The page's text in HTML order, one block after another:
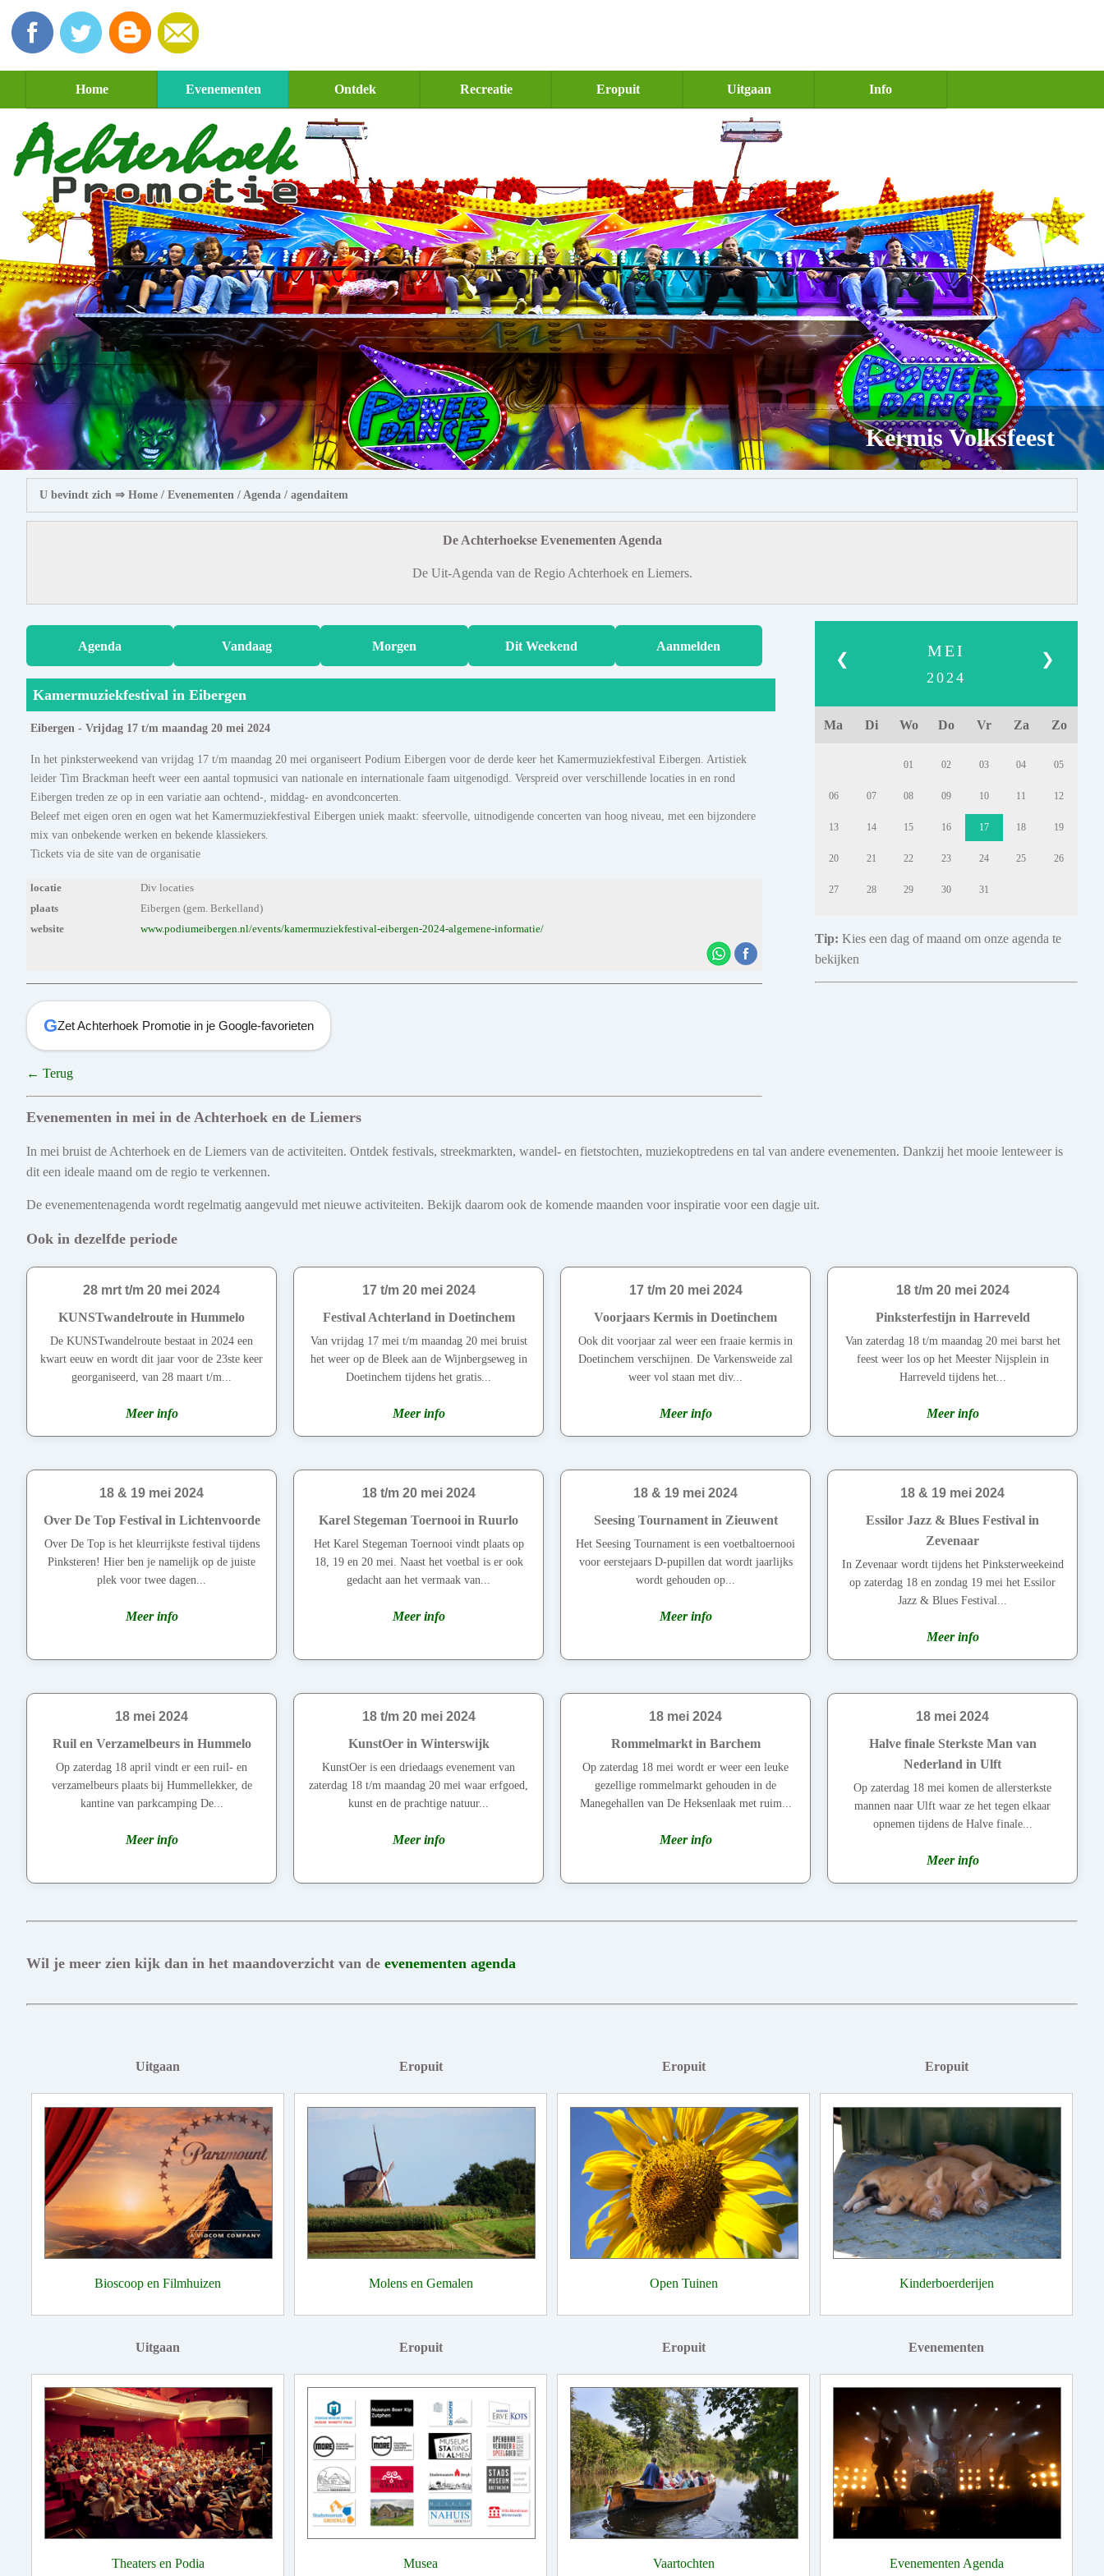
Home Evenementen Ontdek Recreatie Eropuit Uitgaan Info
Kermis Volksfeest
U bevindt zich ⇒ Home / Evenementen / Agenda / agendaitem
De Achterhoekse Evenementen Agenda
De Uit-Agenda van de Regio Achterhoek en Liemers.
Agenda Vandaag Morgen Dit Weekend Aanmelden
Kamermuziekfestival in Eibergen
Eibergen - Vrijdag 17 t/m maandag 20 mei 2024
In het pinksterweekend van vrijdag 17 t/m maandag 20 mei organiseert Podium Eibergen voor de derde keer het Kamermuziekfestival Eibergen. Artistiek
leider Tim Brackman heeft weer een aantal topmusici van nationale en internationale faam uitgenodigd. Verspreid over verschillende locaties in en rond
Eibergen treden ze op in een variatie aan ochtend-, middag- en avondconcerten.
Beleef met eigen oren en ogen wat het Kamermuziekfestival Eibergen uniek maakt: sfeervolle, uitnodigende concerten van hoog niveau, met een bijzondere
mix van onbekende werken en bekende klassiekers.
Tickets via de site van de organisatie
locatie
Div locaties
plaats
Eibergen (gem. Berkelland)
website
www.podiumeibergen.nl/events/kamermuziekfestival-eibergen-2024-algemene-informatie/
GZet Achterhoek Promotie in je Google-favorieten
← Terug
❮ ❯
MEI
2024
Ma Di Wo Do Vr Za Zo
01 02 03 04 05
06 07 08 09 10 11 12
13 14 15 16 17 18 19
20 21 22 23 24 25 26
27 28 29 30 31
Tip: Kies een dag of maand om onze agenda te
bekijken
Evenementen in mei in de Achterhoek en de Liemers
In mei bruist de Achterhoek en de Liemers van de activiteiten. Ontdek festivals, streekmarkten, wandel- en fietstochten, muziekoptredens en tal van andere evenementen. Dankzij het mooie lenteweer is
dit een ideale maand om de regio te verkennen.
De evenementenagenda wordt regelmatig aangevuld met nieuwe activiteiten. Bekijk daarom ook de komende maanden voor inspiratie voor een dagje uit.
Ook in dezelfde periode
28 mrt t/m 20 mei 2024
KUNSTwandelroute in Hummelo
De KUNSTwandelroute bestaat in 2024 een
kwart eeuw en wordt dit jaar voor de 23ste keer
georganiseerd, van 28 maart t/m...
Meer info
17 t/m 20 mei 2024
Festival Achterland in Doetinchem
Van vrijdag 17 mei t/m maandag 20 mei bruist
het weer op de Bleek aan de Wijnbergseweg in
Doetinchem tijdens het gratis...
Meer info
17 t/m 20 mei 2024
Voorjaars Kermis in Doetinchem
Ook dit voorjaar zal weer een fraaie kermis in
Doetinchem verschijnen. De Varkensweide zal
weer vol staan met div...
Meer info
18 t/m 20 mei 2024
Pinksterfestijn in Harreveld
Van zaterdag 18 t/m maandag 20 mei barst het
feest weer los op het Meester Nijsplein in
Harreveld tijdens het...
Meer info
18 & 19 mei 2024
Over De Top Festival in Lichtenvoorde
Over De Top is het kleurrijkste festival tijdens
Pinksteren! Hier ben je namelijk op de juiste
plek voor twee dagen...
Meer info
18 t/m 20 mei 2024
Karel Stegeman Toernooi in Ruurlo
Het Karel Stegeman Toernooi vindt plaats op
18, 19 en 20 mei. Naast het voetbal is er ook
gedacht aan het vermaak van...
Meer info
18 & 19 mei 2024
Seesing Tournament in Zieuwent
Het Seesing Tournament is een voetbaltoernooi
voor eerstejaars D-pupillen dat wordt jaarlijks
wordt gehouden op...
Meer info
18 & 19 mei 2024
Essilor Jazz & Blues Festival in
Zevenaar
In Zevenaar wordt tijdens het Pinksterweekeind
op zaterdag 18 en zondag 19 mei het Essilor
Jazz & Blues Festival...
Meer info
18 mei 2024
Ruil en Verzamelbeurs in Hummelo
Op zaterdag 18 april vindt er een ruil- en
verzamelbeurs plaats bij Hummellekker, de
kantine van parkcamping De...
Meer info
18 t/m 20 mei 2024
KunstOer in Winterswijk
KunstOer is een driedaags evenement van
zaterdag 18 t/m maandag 20 mei waar erfgoed,
kunst en de prachtige natuur...
Meer info
18 mei 2024
Rommelmarkt in Barchem
Op zaterdag 18 mei wordt er weer een leuke
gezellige rommelmarkt gehouden in de
Manegehallen van De Heksenlaak met ruim...
Meer info
18 mei 2024
Halve finale Sterkste Man van
Nederland in Ulft
Op zaterdag 18 mei komen de allersterkste
mannen naar Ulft waar ze het tegen elkaar
opnemen tijdens de Halve finale...
Meer info
Wil je meer zien kijk dan in het maandoverzicht van de evenementen agenda
Uitgaan
Bioscoop en Filmhuizen
Eropuit
Molens en Gemalen
Eropuit
Open Tuinen
Eropuit
Kinderboerderijen
Uitgaan
Theaters en Podia
Eropuit
Musea
Eropuit
Vaartochten
Evenementen
Evenementen Agenda